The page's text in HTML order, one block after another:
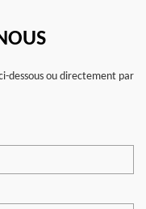
dessous ou directement par